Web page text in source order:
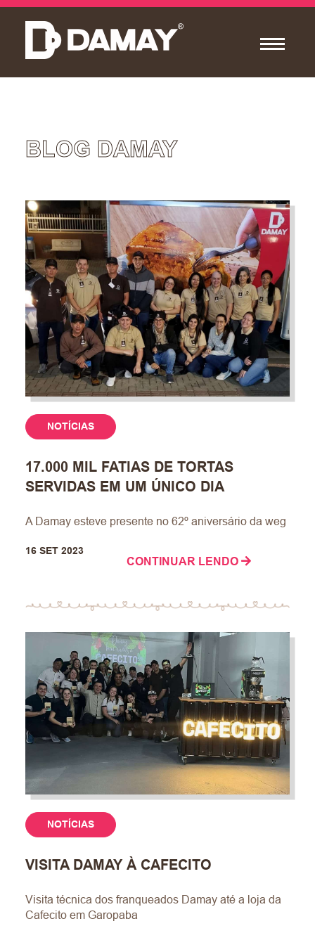
BLOG DAMAY
NOTÍCIAS
17.000 MIL FATIAS DE TORTAS
SERVIDAS EM UM ÚNICO DIA
A Damay esteve presente no 62º aniversário da weg
16 SET 2023
CONTINUAR LENDO
NOTÍCIAS
VISITA DAMAY À CAFECITO
Visita técnica dos franqueados Damay até a loja da
Cafecito em Garopaba